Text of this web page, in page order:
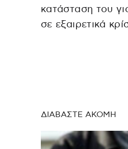
κατάσταση του
σε εξαιρετικά
ΔΙΑΒΑΣΤΕ ΑΚΟΜΗ